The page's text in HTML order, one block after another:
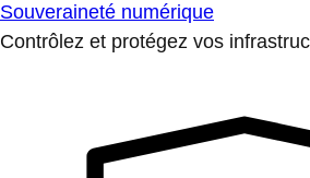
Souveraineté numérique
Contrôlez et protégez vos